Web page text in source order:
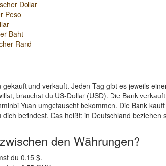
Dollar
Peso
Baht
Rand
und verkauft. Jeden Tag gibt es jeweils
brauchst du US-Dollar (USD). Die Bank
Yuan umgetauscht bekommen. Die Bank
befindest. Das heißt: in Deutschland beziehen
den Währungen?
du 0,15 $.